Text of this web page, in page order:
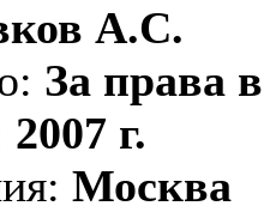
А.С.
За права
2007 г.
Москва